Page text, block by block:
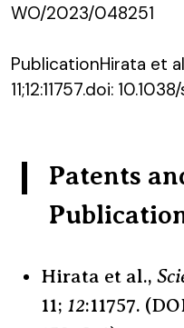
WO/2023/048251
PublicationHirata et
11;12:11757.doi:
Patents
Hirata et al.,
11; 12:11757.